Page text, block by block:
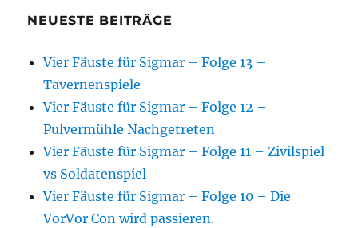
NEUESTE BEITRÄGE
Vier Fäuste für Sigmar – Folge 13 –
Tavernenspiele
Vier Fäuste für Sigmar – Folge 12 –
Pulvermühle Nachgetreten
Vier Fäuste für Sigmar – Folge 11 – Zivilspiel
vs Soldatenspiel
Vier Fäuste für Sigmar – Folge 10 – Die
VorVor Con wird passieren.